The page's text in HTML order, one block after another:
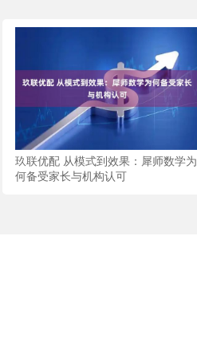
玖联优配 从模式到效果：犀师数学为
何备受家长与机构认可